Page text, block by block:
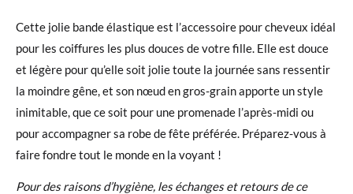
Cette jolie bande élastique est l’accessoire pour cheveux idéal
pour les coiffures les plus douces de votre fille. Elle est douce
et légère pour qu’elle soit jolie toute la journée sans ressentir
la moindre gêne, et son nœud en gros-grain apporte un style
inimitable, que ce soit pour une promenade l’après-midi ou
pour accompagner sa robe de fête préférée. Préparez-vous à
faire fondre tout le monde en la voyant !
Pour des raisons d’hygiène, les échanges et retours de ce